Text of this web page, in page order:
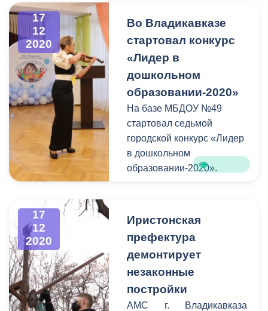
общественного совета
г.Владикавказ Михаил
Шаталов.
чтобы поздравить с
наступающим Новым
годом, вручить подарки и
зажечь огни на большой
елке. В праздничном
мероприятии приняла
участие и начальник
управления образования
АМС г.Владикавказ
Альбина Дзлиева.
17
12
2020
Во Владикавказе
стартовал конкурс
«Лидер в
дошкольном
образовании-2020»
На базе МБДОУ №49
стартовал седьмой
городской конкурс «Лидер
в дошкольном
образовании-2020».
17
12
2020
Иристонская
префектура
демонтирует
незаконные
постройки
АМС г. Владикавказа